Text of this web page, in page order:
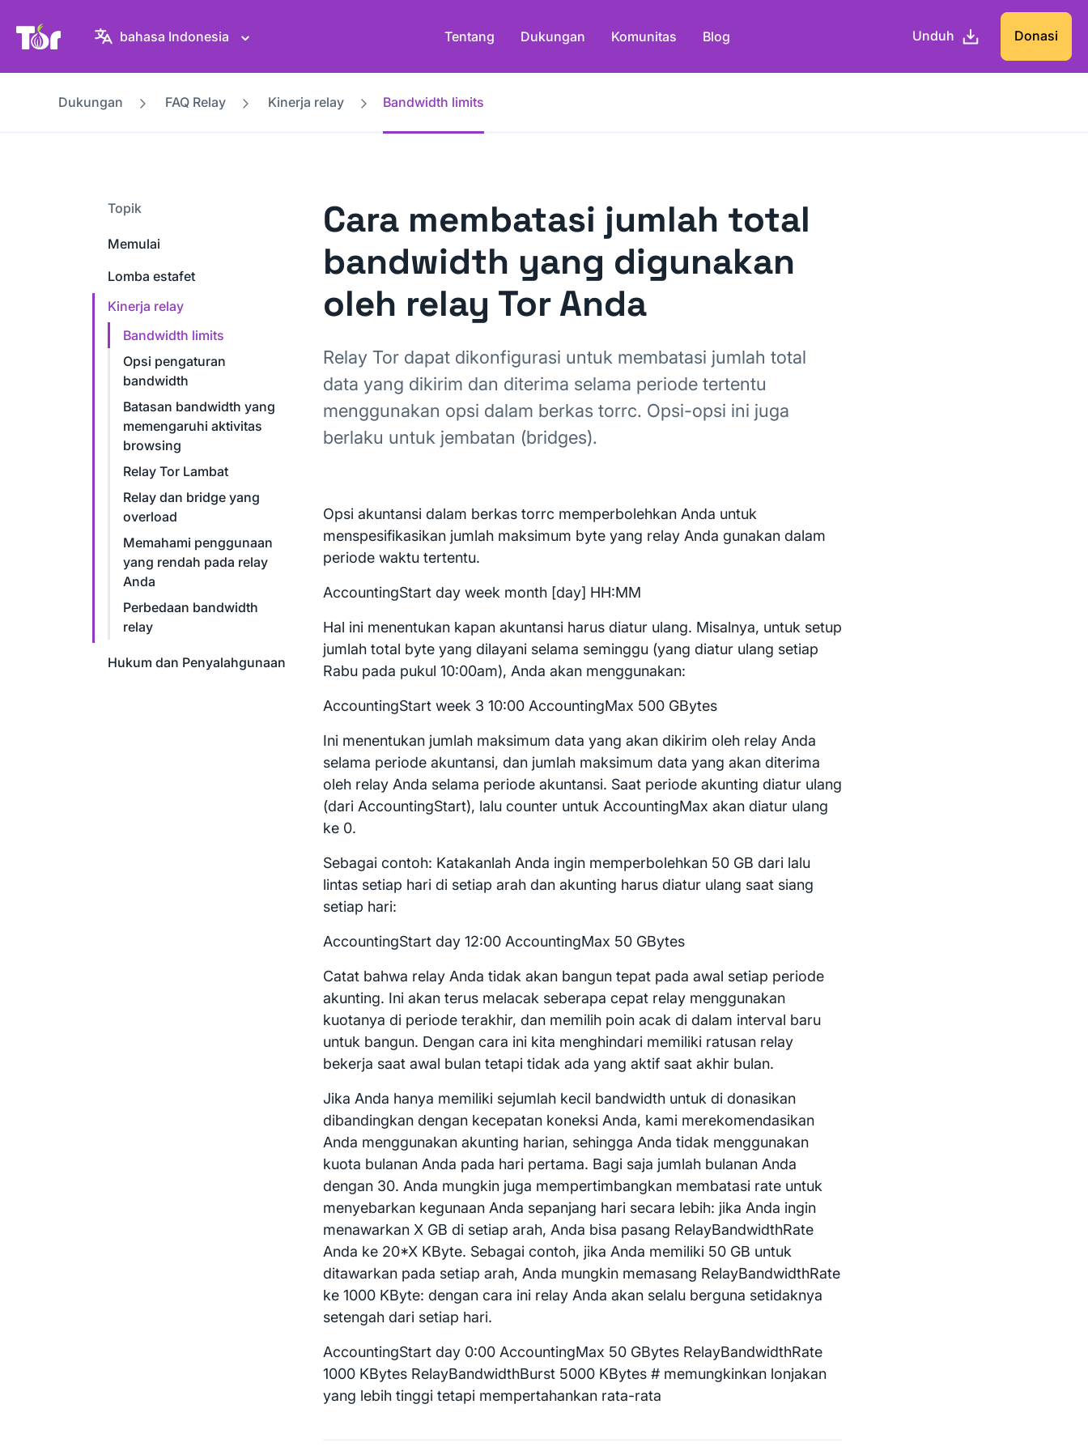
Situs web Tor Project
bahasa Indonesia Tentang Dukungan Komunitas Blog Unduh Donasi
Dukungan FAQ Relay Kinerja relay Bandwidth limits
Topik
Memulai
Lomba estafet
Kinerja relay
Bandwidth limits
Opsi pengaturan
bandwidth
Batasan bandwidth yang
memengaruhi aktivitas
browsing
Relay Tor Lambat
Relay dan bridge yang
overload
Memahami penggunaan
yang rendah pada relay
Anda
Perbedaan bandwidth
relay
Hukum dan Penyalahgunaan
Cara membatasi jumlah total
bandwidth yang digunakan
oleh relay Tor Anda
Relay Tor dapat dikonfigurasi untuk membatasi jumlah total
data yang dikirim dan diterima selama periode tertentu
menggunakan opsi dalam berkas torrc. Opsi-opsi ini juga
berlaku untuk jembatan (bridges).
Opsi akuntansi dalam berkas torrc memperbolehkan Anda untuk
menspesifikasikan jumlah maksimum byte yang relay Anda gunakan dalam
periode waktu tertentu.
AccountingStart day week month [day] HH:MM
Hal ini menentukan kapan akuntansi harus diatur ulang. Misalnya, untuk setup
jumlah total byte yang dilayani selama seminggu (yang diatur ulang setiap
Rabu pada pukul 10:00am), Anda akan menggunakan:
AccountingStart week 3 10:00 AccountingMax 500 GBytes
Ini menentukan jumlah maksimum data yang akan dikirim oleh relay Anda
selama periode akuntansi, dan jumlah maksimum data yang akan diterima
oleh relay Anda selama periode akuntansi. Saat periode akunting diatur ulang
(dari AccountingStart), lalu counter untuk AccountingMax akan diatur ulang
ke 0.
Sebagai contoh: Katakanlah Anda ingin memperbolehkan 50 GB dari lalu
lintas setiap hari di setiap arah dan akunting harus diatur ulang saat siang
setiap hari:
AccountingStart day 12:00 AccountingMax 50 GBytes
Catat bahwa relay Anda tidak akan bangun tepat pada awal setiap periode
akunting. Ini akan terus melacak seberapa cepat relay menggunakan
kuotanya di periode terakhir, dan memilih poin acak di dalam interval baru
untuk bangun. Dengan cara ini kita menghindari memiliki ratusan relay
bekerja saat awal bulan tetapi tidak ada yang aktif saat akhir bulan.
Jika Anda hanya memiliki sejumlah kecil bandwidth untuk di donasikan
dibandingkan dengan kecepatan koneksi Anda, kami merekomendasikan
Anda menggunakan akunting harian, sehingga Anda tidak menggunakan
kuota bulanan Anda pada hari pertama. Bagi saja jumlah bulanan Anda
dengan 30. Anda mungkin juga mempertimbangkan membatasi rate untuk
menyebarkan kegunaan Anda sepanjang hari secara lebih: jika Anda ingin
menawarkan X GB di setiap arah, Anda bisa pasang RelayBandwidthRate
Anda ke 20*X KByte. Sebagai contoh, jika Anda memiliki 50 GB untuk
ditawarkan pada setiap arah, Anda mungkin memasang RelayBandwidthRate
ke 1000 KByte: dengan cara ini relay Anda akan selalu berguna setidaknya
setengah dari setiap hari.
AccountingStart day 0:00 AccountingMax 50 GBytes RelayBandwidthRate
1000 KBytes RelayBandwidthBurst 5000 KBytes # memungkinkan lonjakan
yang lebih tinggi tetapi mempertahankan rata-rata